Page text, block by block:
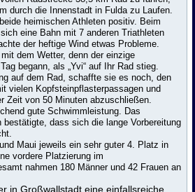
durch die Innenstadt in Fulda zu Laufen.
heimischen Athleten positiv. Beim
eine Bahn mit 7 anderen Triathleten
der heftige Wind etwas Probleme.
dem Wetter, denn der einzige
begann, als „Yvi“ auf Ihr Rad stieg.
auf dem Rad, schaffte sie es noch, den
vielen Kopfsteinpflasterpassagen und
Zeit von 50 Minuten abzuschließen.
gute Schwimmleistung. Das
bestätigte, dass sich die lange Vorbereitung
Maui jeweils ein sehr guter 4. Platz in
vordere Platzierung im
nahmen 180 Männer und 42 Frauen an
in Großwallstadt eine einfallsreiche